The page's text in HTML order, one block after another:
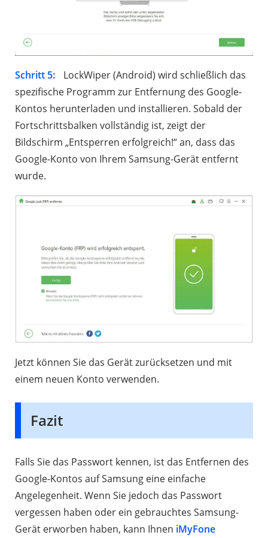
Schritt 5:
LockWiper (Android) wird schließlich das
spezifische Programm zur Entfernung des Google-
Kontos herunterladen und installieren. Sobald der
Fortschrittsbalken vollständig ist, zeigt der
Bildschirm „Entsperren erfolgreich!“ an, dass das
Google-Konto von Ihrem Samsung-Gerät entfernt
wurde.
Jetzt können Sie das Gerät zurücksetzen und mit
einem neuen Konto verwenden.
Fazit
Falls Sie das Passwort kennen, ist das Entfernen des
Google-Kontos auf Samsung eine einfache
Angelegenheit. Wenn Sie jedoch das Passwort
vergessen haben oder ein gebrauchtes Samsung-
Gerät erworben haben, kann Ihnen iMyFone